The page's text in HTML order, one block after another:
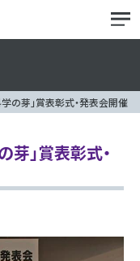
の芽」賞表彰式・発表会開催
」賞表彰式・